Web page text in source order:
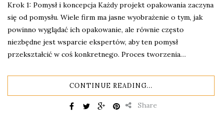
Krok 1: Pomysł i koncepcja Każdy projekt opakowania zaczyna
się od pomysłu. Wiele firm ma jasne wyobrażenie o tym, jak
powinno wyglądać ich opakowanie, ale równie często
niezbędne jest wsparcie ekspertów, aby ten pomysł
przekształcić w coś konkretnego. Proces tworzenia…
CONTINUE READING...
Share